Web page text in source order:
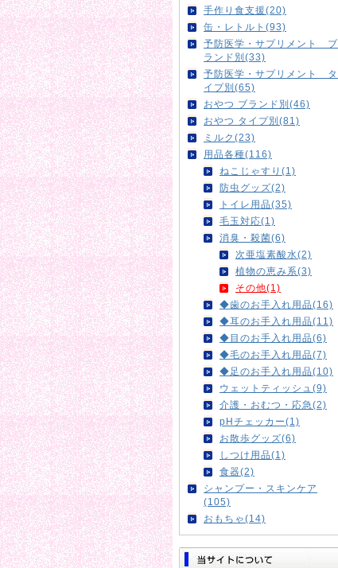
手作り食支援(20)
缶・レトルト(93)
予防医学・サプリメント ブ
ランド別(33)
予防医学・サプリメント タ
イプ別(65)
おやつ ブランド別(46)
おやつ タイプ別(81)
ミルク(23)
用品各種(116)
ねこじゃすり(1)
防虫グッズ(2)
トイレ用品(35)
毛玉対応(1)
消臭・殺菌(6)
次亜塩素酸水(2)
植物の恵み系(3)
その他(1)
◆歯のお手入れ用品(16)
◆耳のお手入れ用品(11)
◆目のお手入れ用品(6)
◆毛のお手入れ用品(7)
◆足のお手入れ用品(10)
ウェットティッシュ(9)
介護・おむつ・応急(2)
pHチェッカー(1)
お散歩グッズ(6)
しつけ用品(1)
食器(2)
シャンプー・スキンケア
(105)
おもちゃ(14)